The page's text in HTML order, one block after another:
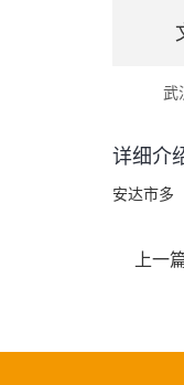
武
详细介
安达市多
上一